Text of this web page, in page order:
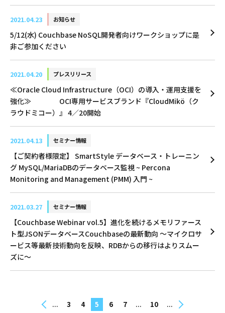
2021.04.23 お知らせ
5/12(水) Couchbase NoSQL開発者向けワークショップに是
非ご参加ください
2021.04.20 プレスリリース
≪Oracle Cloud Infrastructure（OCI）の導入・運用支援を
強化≫ OCI専用サービスブランド『CloudMikö（ク
ラウドミコー）』 4／20開始
2021.04.13 セミナー情報
【ご契約者様限定】 SmartStyle データベース・トレーニン
グ MySQL/MariaDBのデータベース監視 ~ Percona
Monitoring and Management (PMM) 入門 ~
2021.03.27 セミナー情報
【Couchbase Webinar vol.5】進化を続けるメモリファース
ト型JSONデータベースCouchbaseの最新動向 〜マイクロサ
ービス等最新技術動向を反映、RDBからの移行はよりスムー
ズに〜
... 3 4 5 6 7 ... 10 ...